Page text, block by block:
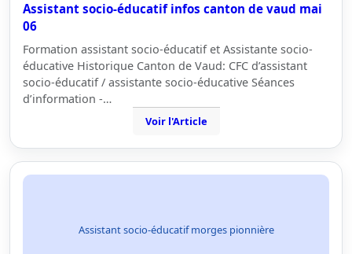
Assistant socio-éducatif infos canton de vaud mai
06
Formation assistant socio-éducatif et Assistante socio-
éducative Historique Canton de Vaud: CFC d’assistant
socio-éducatif / assistante socio-éducative Séances
d’information -…
Voir l'Article
Assistant socio-éducatif morges pionnière